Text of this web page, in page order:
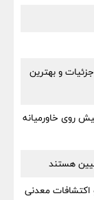
جزئیات و بهترین
می‌شود؟ ۳ سناریوی پیش روی خاورمیانه
هستند
معدنی